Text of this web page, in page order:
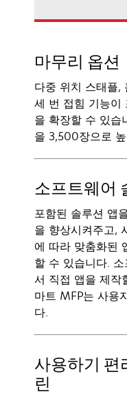
마무리 옵션
다중 위치 스태플,
세 번 접힘 기능이
을 확장할 수 있습
을 3,500장으로
소프트웨어
포함된 솔루션 앱
을 향상시켜주고,
에 따라 맞춤화된
할 수 있습니다.
서 직접 앱을 제작
마트 MFP는 사용
다.
사용하기 편
린